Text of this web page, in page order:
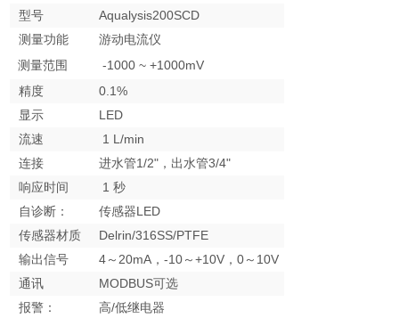
型号
Aqualysis200SCD
测量功能
游动电流仪
测量范围
-1000 ~ +1000mV
精度
0.1%
显示
LED
流速
1 L/min
连接
进水管1/2"，出水管3/4"
响应时间
1 秒
自诊断：
传感器LED
传感器材质
Delrin/316SS/PTFE
输出信号
4～20mA，-10～+10V，0～10V
通讯
MODBUS可选
报警：
高/低继电器